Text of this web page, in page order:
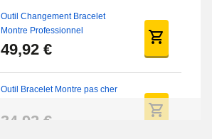
Outil Changement Bracelet
Montre Professionnel
49,92 €
Outil Bracelet Montre pas cher
34,92 €